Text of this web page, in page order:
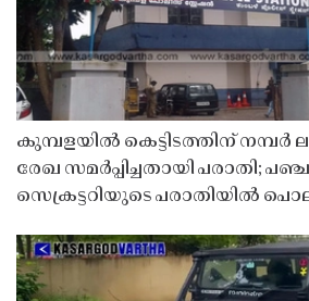
കുമ്പളയിൽ കെട്ടിടത്തിന് നമ്പർ
രേഖ സമർപ്പിച്ചതായി പരാതി;
സെക്രട്ടറിയുടെ പരാതിയിൽ